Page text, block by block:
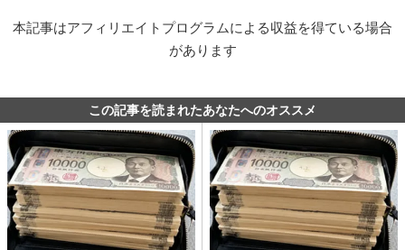
本記事はアフィリエイトプログラムによる収益を得ている場合
があります
この記事を読まれたあなたへのオススメ